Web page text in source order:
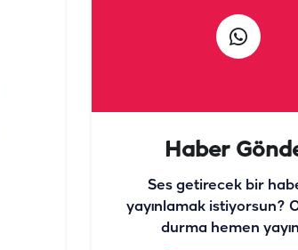
Haber
Ses getirecek bir
yayınlamak istiyorsun?
durma hemen